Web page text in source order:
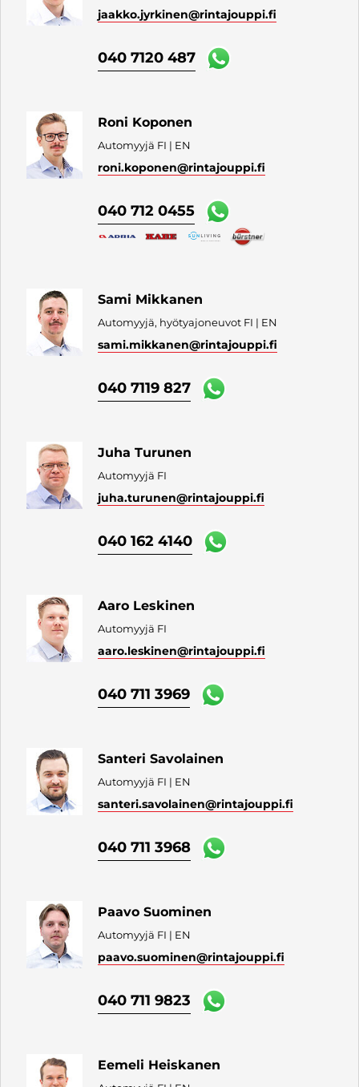
jaakko.jyrkinen@rintajouppi.fi
040 7120 487
Roni Koponen
Automyyjä FI | EN
roni.koponen@rintajouppi.fi
040 712 0455
Sami Mikkanen
Automyyjä, hyötyajoneuvot FI | EN
sami.mikkanen@rintajouppi.fi
040 7119 827
Juha Turunen
Automyyjä FI
juha.turunen@rintajouppi.fi
040 162 4140
Aaro Leskinen
Automyyjä FI
aaro.leskinen@rintajouppi.fi
040 711 3969
Santeri Savolainen
Automyyjä FI | EN
santeri.savolainen@rintajouppi.fi
040 711 3968
Paavo Suominen
Automyyjä FI | EN
paavo.suominen@rintajouppi.fi
040 711 9823
Eemeli Heiskanen